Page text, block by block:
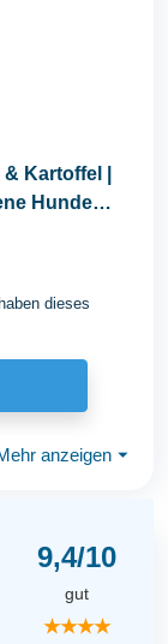
Kartoffel |
Hunde
dieses
anzeigen ⏷
9,4/10
gut
★★★★